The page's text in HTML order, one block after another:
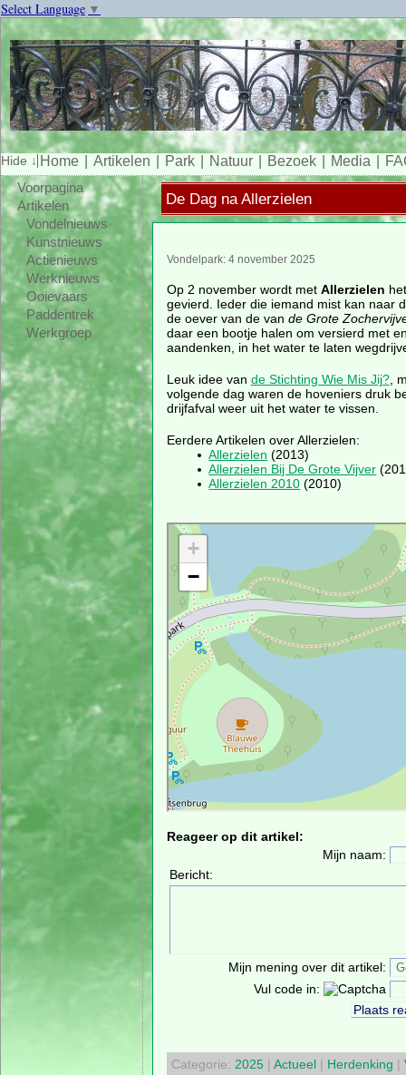
Select Language ▼
Home Artikelen Park Natuur Bezoek Media
Voorpagina
Artikelen
Vondelnieuws
Kunstnieuws
Actienieuws
Werknieuws
Ooievaars
Paddentrek
Werkgroep
De Dag na Allerzielen
Vondelpark: 4 november 2025
Op 2 november wordt met Allerzielen
gevierd. Ieder die iemand mist kan naar
de oever van de van de Grote
daar een bootje halen om versierd met
aandenken, in het water te laten
Leuk idee van de Stichting Wie Mis Jij?,
volgende dag waren de hoveniers druk
drijfafval weer uit het water te vissen.
Eerdere Artikelen over Allerzielen:
Allerzielen (2013)
Allerzielen Bij De Grote Vijver
Allerzielen 2010 (2010)
Reageer op dit artikel:
Mijn naam:
Bericht:
Mijn mening over dit artikel:
Vul code in:
Categorie: 2025| Actueel| Herdenking |